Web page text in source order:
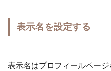
表示名を設定する
表示名はプロフィールページ